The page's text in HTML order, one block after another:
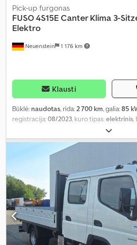
Neuenstein 1 176 km
Pick-up furgonas
FUSO4S15E Canter Klima 3-
Elektro
Klausti
Būklė: naudotas, rida:2 700 km, galia:85
registracija:08/2023, kuro tipas:elektrinis,
, spalva:
automatinis, sėdimų vietų skaičius:3,
krovimo vietos ilgis:4 025 mm , krovinių